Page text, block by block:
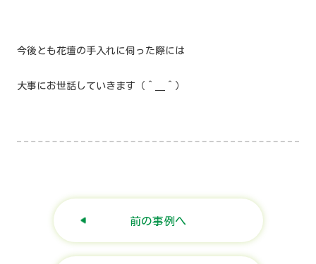
今後とも花壇の手入れに伺った際には
大事にお世話していきます（＾＿＾）
前の事例へ